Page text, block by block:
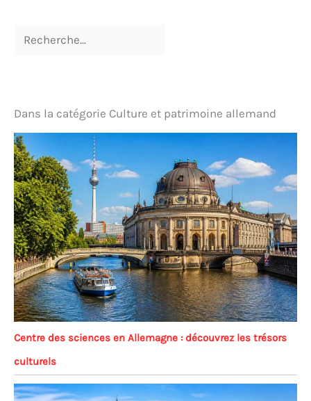
Dans la catégorie Culture et patrimoine allemand
Centre des sciences en Allemagne : découvrez les trésors
culturels